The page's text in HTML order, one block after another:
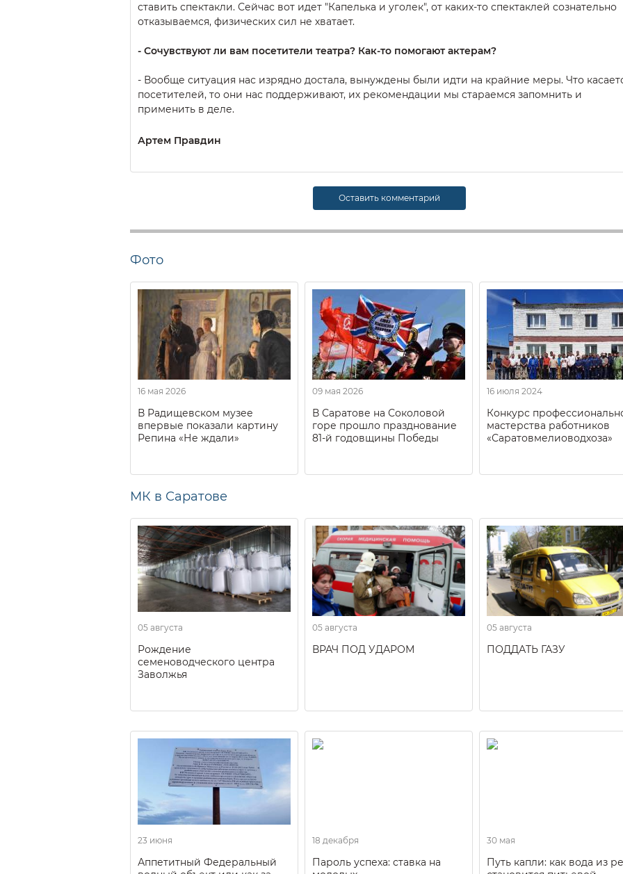
ставить спектакли. Сейчас вот идет "Капелька и уголек", от каких-то спектаклей сознательно
отказываемся, физических сил не хватает.
- Сочувствуют ли вам посетители театра? Как-то помогают актерам?
- Вообще ситуация нас изрядно достала, вынуждены были идти на крайние меры. Что
посетителей, то они нас поддерживают, их рекомендации мы стараемся запомнить и
применить в деле.
Артем Правдин
Оставить комментарий
Фото
16 мая 2026
В Радищевском музее
впервые показали картину
Репина «Не ждали»
09 мая 2026
В Саратове на Соколовой
горе прошло празднование
81-й годовщины Победы
16 июля 2024
Конкурс
мастерства работников
«Саратовмелиоводхоза»
МК в Саратове
05 августа
Рождение
семеноводческого центра
Заволжья
05 августа
ВРАЧ ПОД УДАРОМ
05 августа
ПОДДАТЬ ГАЗУ
23 июня
Аппетитный Федеральный
18 декабря
Пароль успеха: ставка на
30 мая
Путь капли: как вода из